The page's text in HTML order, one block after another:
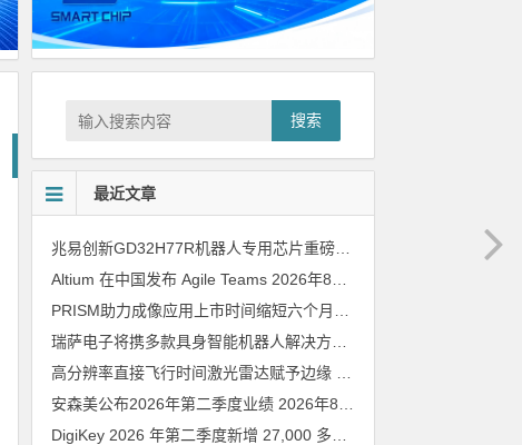
搜索
最近文章
兆易创新GD32H77R机器人专用芯片重磅亮相，精准赋能伺服驱动与关节控制
Altium 在中国发布 Agile Teams 2026年8月6日
安森美公布2026年第二季度业绩 2026年8月6日